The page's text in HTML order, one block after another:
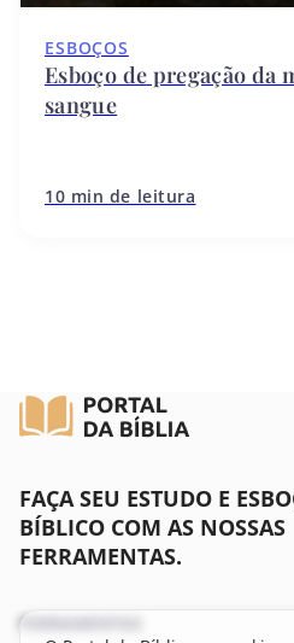
ESBOÇOS
Esboço de pregação da
sangue
10 min de leitura
FAÇA SEU ESTUDO E
BÍBLICO COM AS NOSSAS
FERRAMENTAS.
FERRAMENTAS